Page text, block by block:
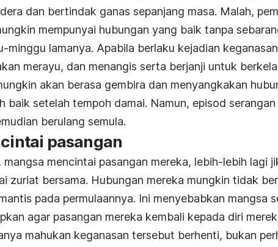
dan bertindak ganas sepanjang masa. Malah,
mempunyai hubungan yang baik tanpa
minggu lamanya. Apabila berlaku kejadian
merayu, dan menangis serta berjanji untuk
akan berasa gembira dan menyangkakan
baik setelah tempoh damai. Namun, episod
berulang semula.
pasangan
mangsa mencintai pasangan mereka, lebih-lebih lagi
zuriat bersama. Hubungan mereka mungkin tidak
pada permulaannya. Ini menyebabkan mangsa
agar pasangan mereka kembali kepada diri
mahukan keganasan tersebut berhenti, bukan